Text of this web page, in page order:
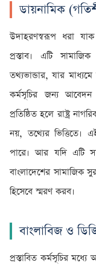
ডায়নামিক
উদাহরণস্বরূপ ধরা যাক
প্রস্তাব। এটি
তথ্যভান্ডার, যার
কর্মসূচির জন্য আবেদন
প্রতিষ্ঠিত হলে রাষ্ট্র
নয়, তথ্যের ভিত্তিতে।
পারে। আর যদি এটি
বাংলাদেশের সামাজিক
হিসেবে স্মরণ করব।
বাংলাবিজ ও
প্রস্তাবিত কর্মসূচির